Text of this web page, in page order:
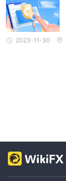
2023-11-30